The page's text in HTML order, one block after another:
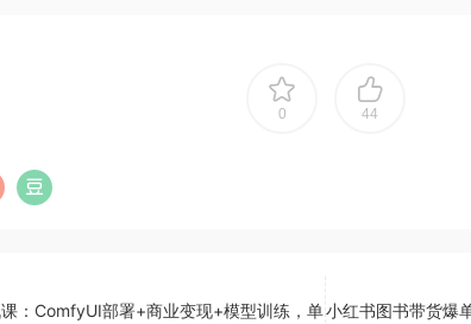
0 44
：ComfyUI部署+商业变现+模型训练，单小红书图书带货爆